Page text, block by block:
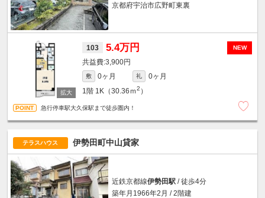
京都府宇治市広野町東裏
NEW
103 5.4万円
3,900円
敷 0ヶ月 礼
0ヶ月
1階 1K（30.36ｍ2 ）
急行停車駅大久保駅まで徒歩圏内！
テラスハウス 伊勢田町中山貸家
近鉄京都線伊勢田駅/ 徒歩4分
築年月1966年2月 / 2階建